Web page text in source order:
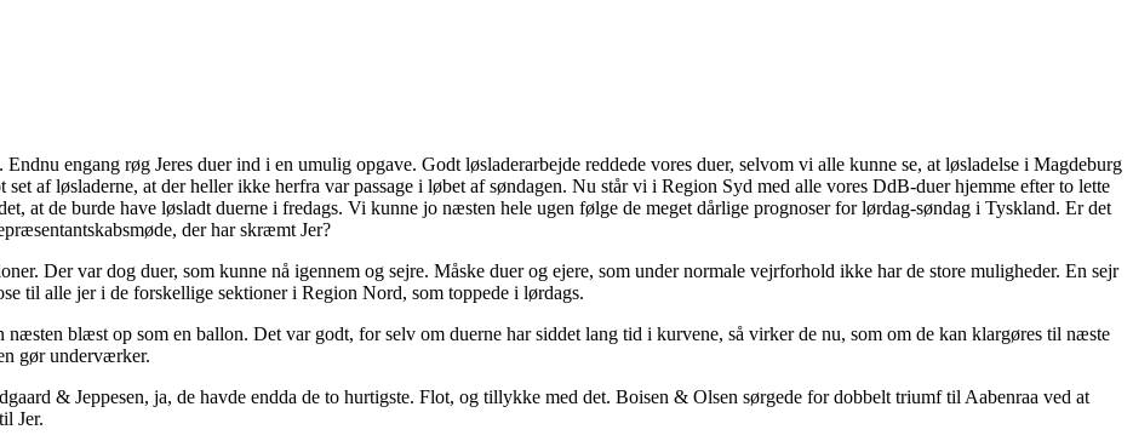
engang røg Jeres duer ind i en umulig opgave. Godt løsladerarbejde reddede vores duer, selvom vi alle kunne se, at løsladelse i Magdeburg
af løsladerne, at der heller ikke herfra var passage i løbet af søndagen. Nu står vi i Region Syd med alle vores DdB-duer hjemme efter to lette
at de burde have løsladt duerne i fredags. Vi kunne jo næsten hele ugen følge de meget dårlige prognoser for lørdag-søndag i Tyskland. Er det
der har skræmt Jer?
Der var dog duer, som kunne nå igennem og sejre. Måske duer og ejere, som under normale vejrforhold ikke har de store muligheder. En sejr
til alle jer i de forskellige sektioner i Region Nord, som toppede i lørdags.
blæst op som en ballon. Det var godt, for selv om duerne har siddet lang tid i kurvene, så virker de nu, som om de kan klargøres til næste
gør underværker.
& Jeppesen, ja, de havde endda de to hurtigste. Flot, og tillykke med det. Boisen & Olsen sørgede for dobbelt triumf til Aabenraa ved at
Jer.